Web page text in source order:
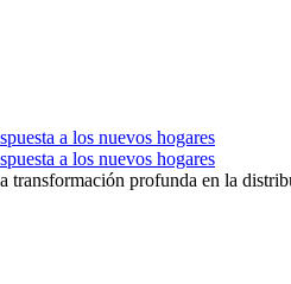
a los nuevos hogares
a los nuevos hogares
profunda en la